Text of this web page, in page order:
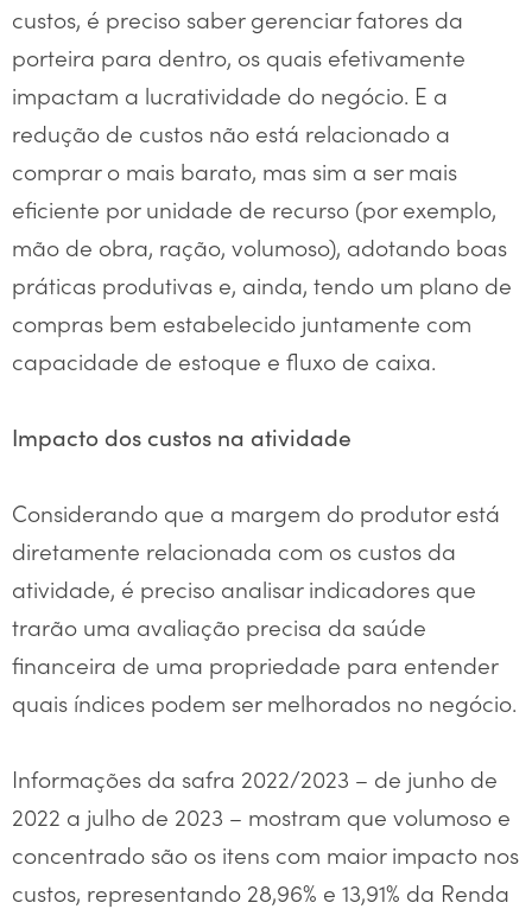
custos, é preciso saber gerenciar fatores da
porteira para dentro, os quais efetivamente
impactam a lucratividade do negócio. E a
redução de custos não está relacionado a
comprar o mais barato, mas sim a ser mais
eficiente por unidade de recurso (por exemplo,
mão de obra, ração, volumoso), adotando boas
práticas produtivas e, ainda, tendo um plano de
compras bem estabelecido juntamente com
capacidade de estoque e fluxo de caixa.
Impacto dos custos na atividade
Considerando que a margem do produtor está
diretamente relacionada com os custos da
atividade, é preciso analisar indicadores que
trarão uma avaliação precisa da saúde
financeira de uma propriedade para entender
quais índices podem ser melhorados no negócio.
Informações da safra 2022/2023 – de junho de
2022 a julho de 2023 – mostram que volumoso e
concentrado são os itens com maior impacto nos
custos, representando 28,96% e 13,91% da Renda